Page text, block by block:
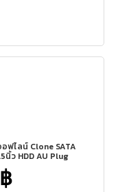
ฟไลน์ Clone SATA
นิ้ว HDD AU Plug